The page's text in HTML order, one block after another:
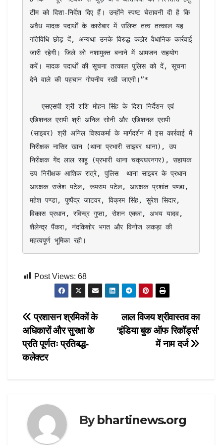
टीम को दिशा-निर्देश दिए हैं। उन्होंने स्पष्ट चेतावनी दी है कि
अवैध मादक पदार्थों के कारोबार में संलिप्त तत्व तत्काल यह
गतिविधि छोड़ दें, अन्यथा उनके विरुद्ध कठोर वैधानिक कार्रवाई
जारी रहेगी। जिले को नशामुक्त बनाने में आमजन सहयोग
करें। मादक पदार्थों की सूचना तत्काल पुलिस को दें, सूचना
देने वाले की पहचान गोपनीय रखी जाएगी।”*
एडिशनल एसपी श्री अनिल सोनी और एडिशनल एसपी
(साइबर) श्री अनिल विश्वकर्मा के मार्गदर्शन में इस कार्रवाई में
निरीक्षक नासिर खान (थाना प्रभारी साइबर थाना), उप
निरीक्षक गेंद लाल साहू (प्रभारी थाना चक्रधरनगर), सहायक
उप निरीक्षक आशिक रात्रे, पुलिस  थाना साइबर के प्रधान
आरक्षक राजेश पटेल, रूपराम पटेल, आरक्षक प्रशांत पण्डा,
महेश पण्डा, पुष्पेंद्र जाटवर, विक्रम सिंह, सुरेश सिदार,
विकास प्रधान, रविन्द्र गुप्ता, रोशन एक्का, अभय यादव,
शैलेन्द्र पैंकरा, नंदकिशोर भगत और विनोज लकड़ा की
महत्वपूर्ण भूमिका रही।
Post Views: 68
Post
navigation
लाल विजय श्रीवास्तव का
‘इंडिया बुक ऑफ रिकॉर्ड्स’
में नाम दर्ज
प्रशासन श्रमिकों के
अधिकारों और सुरक्षा के
प्रति पूर्णतः प्रतिबद्ध-
कलेक्टर
Bybhartinews.org